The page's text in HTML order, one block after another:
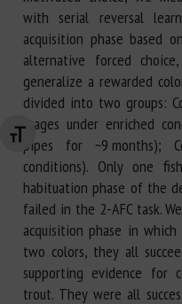
Changer la taille de la police
with serial reversal
acquisition phase based
alternative forced
generalize a rewarded
divided into two groups:
stages under enriched
pipes for ~9 months);
conditions). Only one
habituation phase of the
failed in the 2-AFC task.
acquisition phase in
two colors, they all
supporting evidence for
trout. They were all